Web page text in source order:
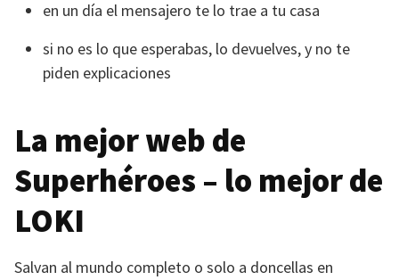
en un día el mensajero te lo trae a tu casa
si no es lo que esperabas, lo devuelves, y no te
piden explicaciones
La mejor web de
Superhéroes – lo mejor de
LOKI
Salvan al mundo completo o solo a doncellas en